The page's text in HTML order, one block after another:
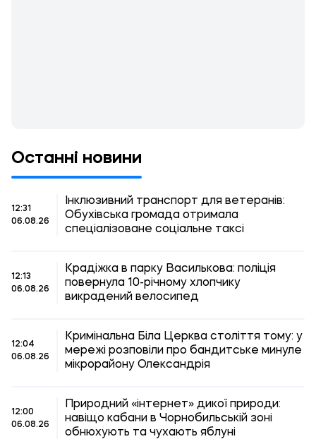
Останні новини
12:31
06.08.26
Інклюзивний транспорт для ветеранів:
Обухівська громада отримала
спеціалізоване соціальне таксі
12:13
06.08.26
Крадіжка в парку Василькова: поліція
повернула 10-річному хлопчику
викрадений велосипед
12:04
06.08.26
Кримінальна Біла Церква століття тому: у
мережі розповіли про бандитське минуле
мікрорайону Олександрія
12:00
06.08.26
Природний «інтернет» дикої природи:
навіщо кабани в Чорнобильській зоні
обнюхують та чухають яблуні